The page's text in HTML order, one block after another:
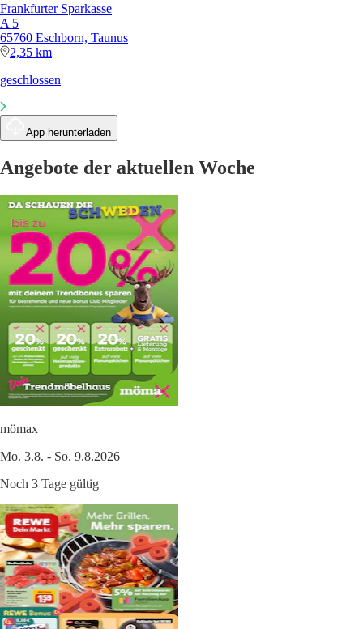
Frankfurter Sparkasse
A 5
65760 Eschborn, Taunus
2,35 km
geschlossen
App herunterladen
Angebote der aktuellen Woche
mömax
Mo. 3.8. - So. 9.8.2026
Noch 3 Tage gültig